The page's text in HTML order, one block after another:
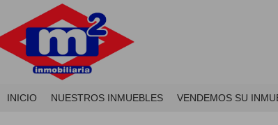
INICIO NUESTROS INMUEBLES VENDEMOS SU